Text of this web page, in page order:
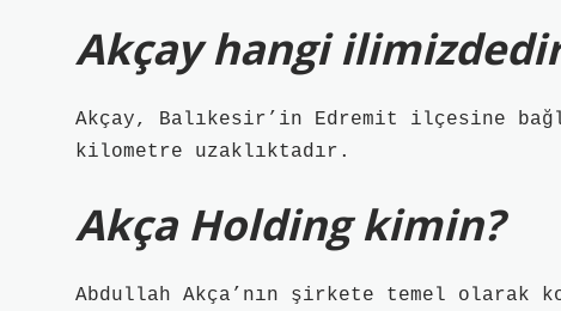
Akçay hangi
Akçay, Balıkesir’in Edremit ilçesine
kilometre uzaklıktadır.
Akça Holding kimin?
Abdullah Akça’nın şirkete temel olarak